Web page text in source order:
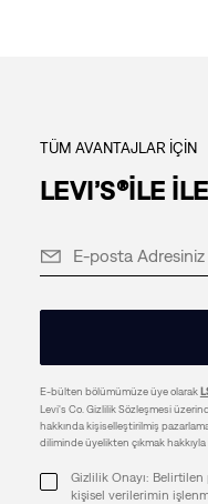
TÜM AVANTAJLAR İÇİN
LEVI’S®İLE
E-bülten bölümümüze üye olarak
Levi's Co. Gizlilik Sözleşmesi
hakkında kişiselleştirilmiş
diliminde üyelikten çıkmak
Gizlilik Onayı:
kişisel verilerimin